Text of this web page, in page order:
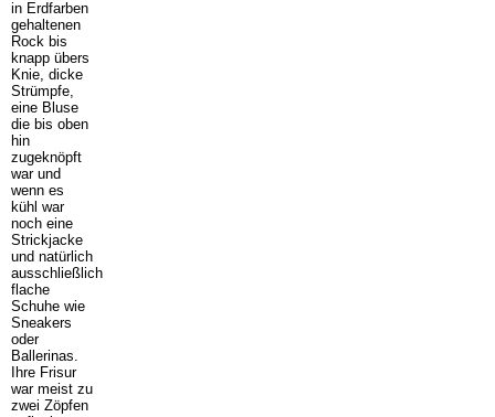
in Erdfarben
gehaltenen
Rock bis
knapp übers
Knie, dicke
Strümpfe,
eine Bluse
die bis oben
hin
zugeknöpft
war und
wenn es
kühl war
noch eine
Strickjacke
und natürlich
ausschließlich
flache
Schuhe wie
Sneakers
oder
Ballerinas.
Ihre Frisur
war meist zu
zwei Zöpfen